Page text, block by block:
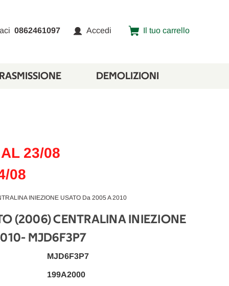
0862461097 Accedi Il tuo carrello
DEMOLIZIONI
23/08
08
INIEZIONE USATO Da 2005 A 2010
(2006) CENTRALINA INIEZIONE
- MJD6F3P7
MJD6F3P7
199A2000